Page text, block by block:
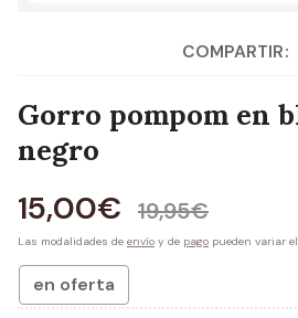
COMPARTIR:
Gorro pompom en
negro
15,00€ 19,95€
Las modalidades de envío y de pago pueden variar
en oferta